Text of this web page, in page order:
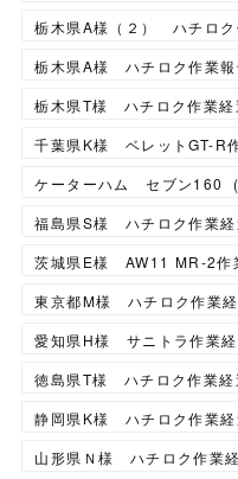
栃木県A様（２） ハチロク
栃木県A様 ハチロク作業報
栃木県T様 ハチロク作業経
千葉県K様 ベレットGT-R
ケーターハム セブン160
(
福島県S様 ハチロク作業経
茨城県E様 AW11 MR-2作
東京都M様 ハチロク作業
愛知県H様 サニトラ作業経
徳島県T様 ハチロク作業経
静岡県K様 ハチロク作業経
山形県Ｎ様 ハチロク作業